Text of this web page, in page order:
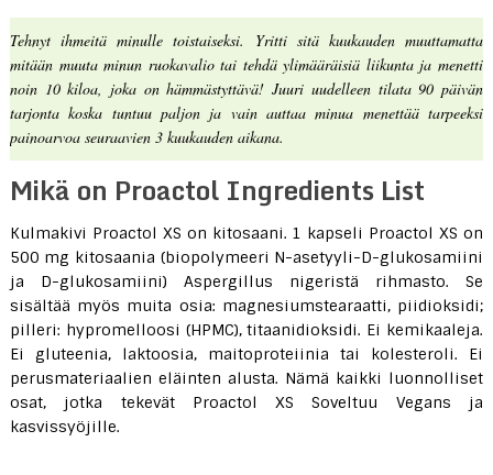
Tehnyt ihmeitä minulle toistaiseksi. Yritti sitä kuukauden muuttamatta
mitään muuta minun ruokavalio tai tehdä ylimääräisiä liikunta ja menetti
noin 10 kiloa, joka on hämmästyttävä! Juuri uudelleen tilata 90 päivän
tarjonta koska tuntuu paljon ja vain auttaa minua menettää tarpeeksi
painoarvoa seuraavien 3 kuukauden aikana.
Mikä on Proactol Ingredients List
Kulmakivi Proactol XS on kitosaani. 1 kapseli Proactol XS on
500 mg kitosaania (biopolymeeri N-asetyyli-D-glukosamiini
ja D-glukosamiini) Aspergillus nigeristä rihmasto. Se
sisältää myös muita osia: magnesiumstearaatti, piidioksidi;
pilleri: hypromelloosi (HPMC), titaanidioksidi. Ei kemikaaleja.
Ei gluteenia, laktoosia, maitoproteiinia tai kolesteroli. Ei
perusmateriaalien eläinten alusta. Nämä kaikki luonnolliset
osat, jotka tekevät Proactol XS Soveltuu Vegans ja
kasvissyöjille.